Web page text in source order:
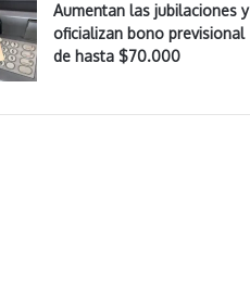
Aumentan las jubilaciones y
oficializan bono previsional
de hasta $70.000